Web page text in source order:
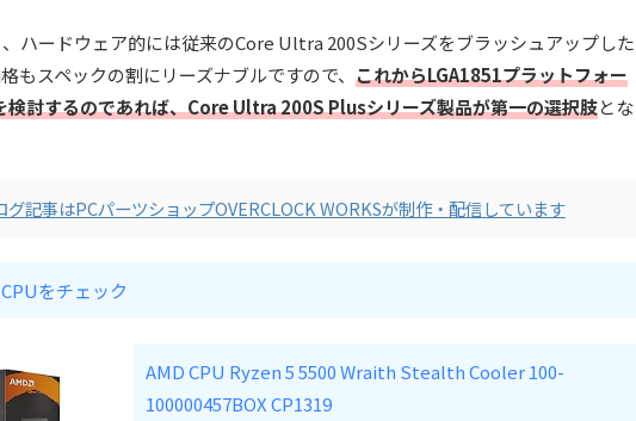
ハードウェア的には従来のCore Ultra 200Sシリーズをブラッシュアップした
もスペックの割にリーズナブルですので、 これからLGA1851プラットフォー
検討するのであれば、Core Ultra 200S Plusシリーズ製品が第一の選択肢とな
グ記事はPCパーツショップOVERCLOCK WORKSが制作・配信しています
をチェック
AMD CPU Ryzen 5 5500 Wraith Stealth Cooler 100-
100000457BOX CP1319